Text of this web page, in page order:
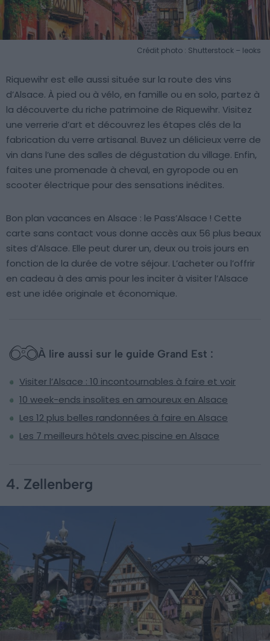
Crédit photo : Shutterstock – leoks
Riquewihr est elle aussi située sur la route des vins
d’Alsace. À pied ou à vélo, en famille ou en solo, partez à
la découverte du riche patrimoine de Riquewihr. Visitez
une verrerie d’art et découvrez les étapes clés de la
fabrication du verre artisanal. Buvez un délicieux verre de
vin dans l’une des salles de dégustation du village. Enfin,
faites une promenade à cheval, en gyropode ou en
scooter électrique pour des sensations inédites.
Bon plan vacances en Alsace : le Pass’Alsace ! Cette
carte sans contact vous donne accès aux 56 plus beaux
sites d’Alsace. Elle peut durer un, deux ou trois jours en
fonction de la durée de votre séjour. L’acheter ou l’offrir
en cadeau à des amis pour les inciter à visiter l’Alsace
est une idée originale et économique.
À lire aussi sur le guide Grand Est :
Visiter l’Alsace : 10 incontournables à faire et voir
10 week-ends insolites en amoureux en Alsace
Les 12 plus belles randonnées à faire en Alsace
Les 7 meilleurs hôtels avec piscine en Alsace
4. Zellenberg